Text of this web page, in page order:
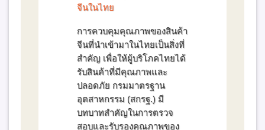
จีนในไทย
การควบคุมคุณภาพของสินค้า
จีนที่นำเข้ามาในไทยเป็นสิ่งที่
สำคัญ เพื่อให้ผู้บริโภคไทยได้
รับสินค้าที่มีคุณภาพและ
ปลอดภัย กรมมาตรฐาน
อุตสาหกรรม (สกรฐ.) มี
บทบาทสำคัญในการตรวจ
สอบและรับรองคุณภาพของ